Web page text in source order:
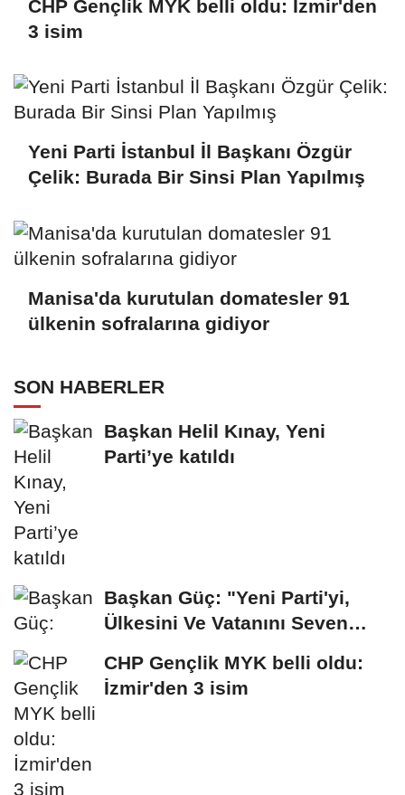
CHP Gençlik MYK belli oldu: İzmir'den
3 isim
Yeni Parti İstanbul İl Başkanı Özgür
Çelik: Burada Bir Sinsi Plan Yapılmış
Manisa'da kurutulan domatesler 91
ülkenin sofralarına gidiyor
SON HABERLER
Başkan Helil Kınay, Yeni
Parti’ye katıldı
Başkan Güç: "Yeni Parti'yi,
Ülkesini Ve Vatanını Seven
CHP Gençlik MYK belli oldu:
İzmir'den 3 isim